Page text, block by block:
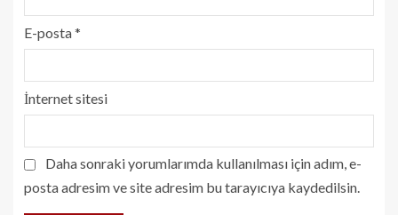
E-posta*
İnternet sitesi
Daha sonraki yorumlarımda kullanılması için adım, e-
posta adresim ve site adresim bu tarayıcıya kaydedilsin.